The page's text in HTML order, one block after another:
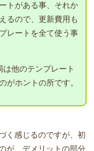
トがある事、それか
るので、更新費用も
レートを全て使う事
他のテンプレート
がホントの所です。
く感じるのですが、初
が、デメリットの部分